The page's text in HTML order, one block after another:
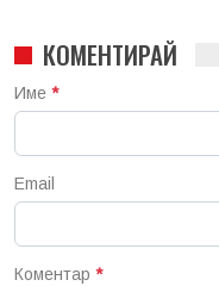
КОМЕНТИРАЙ
Име *
Email
Коментар *